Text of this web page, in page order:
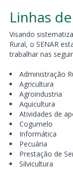
Linhas
Visando
Rural, o SENAR
trabalhar nas
Administração
Agricultura
Agroindustria
Aquicultura
Atividades de
Cogumelo
Informática
Pecuária
Prestação de
Silvicultura